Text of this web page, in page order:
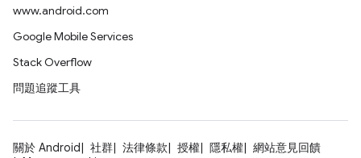
www.android.com
Google Mobile Services
Stack Overflow
問題追蹤工具
關於 Android 社群 法律條款 授權 隱私權
網站意見回饋